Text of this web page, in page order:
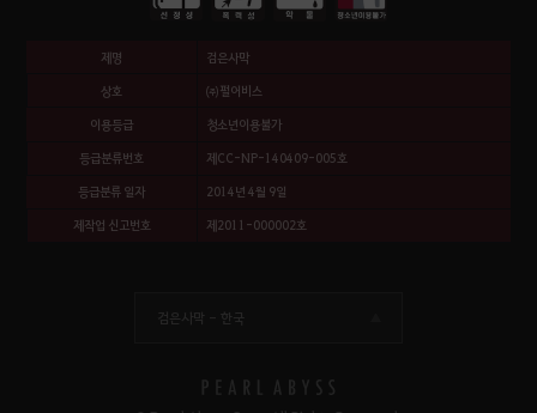
제명 검은사막
상호 ㈜펄어비스
이용등급 청소년이용불가
등급분류번호 제CC-NP-140409-005호
등급분류 일자 2014년 4월 9일
제작업 신고번호 제2011-000002호
검은사막 - 한국